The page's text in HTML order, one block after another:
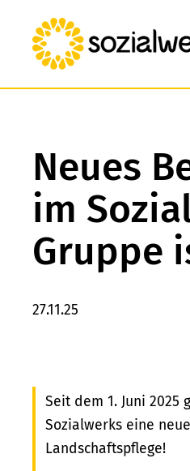
Neues
im
Gruppe
27.11.25
Seit dem 1. Juni
Sozialwerks eine
Landschaftspflege!